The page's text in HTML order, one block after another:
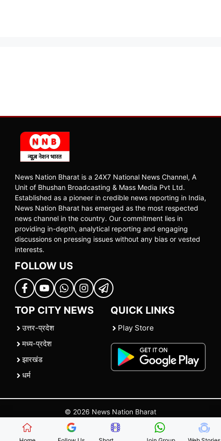
News Nation Bharat is a 24X7 National News Channel, A
Unit of Bhushan Broadcasting & Mass Media Pvt Ltd.
Established as a pioneer in credible news reporting in India,
News Nation Bharat has emerged as the most respected
news channel in the country. Our commitment lies in
providing in-depth, analytical reporting and engaging
discussions on pressing issues without any bias or vested
interests.
FOLLOW US
TOP CITY NEWS
उत्तर-प्रदेश
मध्य-प्रदेश
झारखंड
धर्म
QUICK LINKS
Play Store
© 2026 News Nation Bharat
| |Contact Us |Policies Terms and Conditions